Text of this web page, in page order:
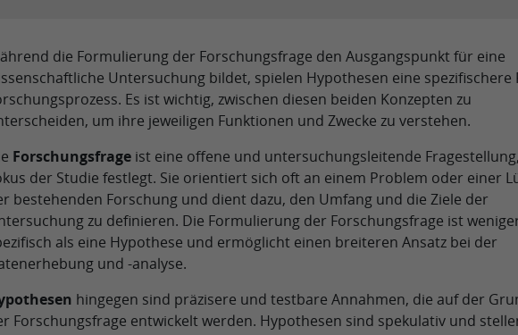
die Formulierung der Forschungsfrage den Ausgangspunkt für eine
Untersuchung bildet, spielen Hypothesen eine spezifischere
Es ist wichtig, zwischen diesen beiden Konzepten zu
um ihre jeweiligen Funktionen und Zwecke zu verstehen.
Forschungsfrageist eine offene und untersuchungsleitende
der Studie festlegt. Sie orientiert sich oft an einem Problem oder einer
bestehenden Forschung und dient dazu, den Umfang und die Ziele der
zu definieren. Die Formulierung der Forschungsfrage ist
als eine Hypothese und ermöglicht einen breiteren Ansatz bei der
und -analyse.
hingegen sind präzisere und testbare Annahmen, die auf der
Forschungsfrage entwickelt werden. Hypothesen sind spekulativ und